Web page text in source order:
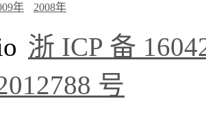
年 2008年
浙 ICP 备
号